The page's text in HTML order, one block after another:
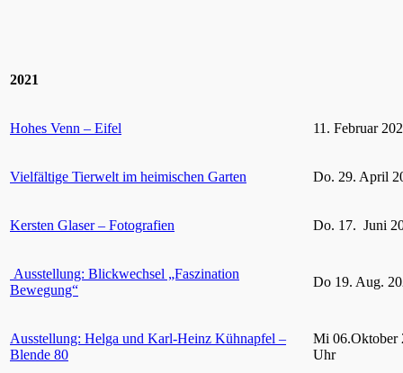
2021
Hohes Venn – Eifel 11. Februar
Vielfältige Tierwelt im heimischen Garten Do. 29. April
Kersten Glaser – Fotografien Do. 17. Juni
Ausstellung: Blickwechsel „Faszination
Bewegung“
Do 19. Aug.
Ausstellung: Helga und Karl-Heinz Kühnapfel –
Blende 80
Mi 06.Oktober
Uhr